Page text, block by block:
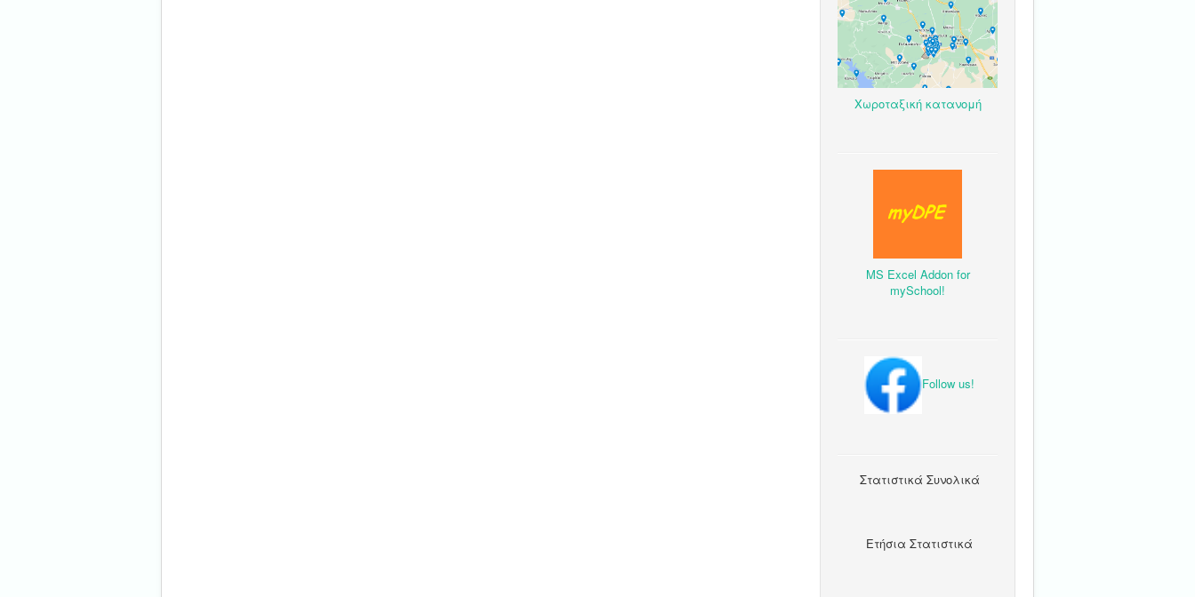
Χωροταξική κατανομή
MS Excel Addon for
mySchool!
Follow us!
Στατιστικά Συνολικά
Ετήσια Στατιστικά